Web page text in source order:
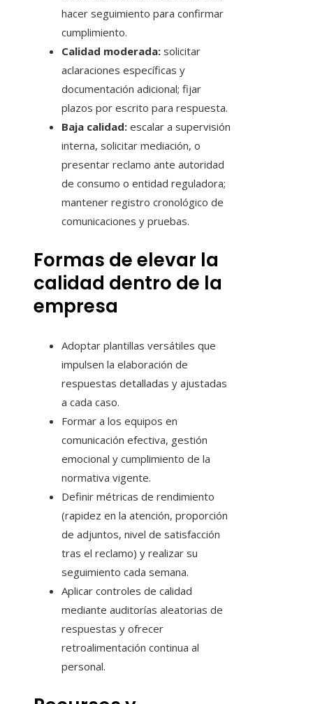
hacer seguimiento para confirmar
cumplimiento.
Calidad moderada: solicitar
aclaraciones específicas y
documentación adicional; fijar
plazos por escrito para respuesta.
Baja calidad: escalar a supervisión
interna, solicitar mediación, o
presentar reclamo ante autoridad
de consumo o entidad reguladora;
mantener registro cronológico de
comunicaciones y pruebas.
Formas de elevar la
calidad dentro de la
empresa
Adoptar plantillas versátiles que
impulsen la elaboración de
respuestas detalladas y ajustadas
a cada caso.
Formar a los equipos en
comunicación efectiva, gestión
emocional y cumplimiento de la
normativa vigente.
Definir métricas de rendimiento
(rapidez en la atención, proporción
de adjuntos, nivel de satisfacción
tras el reclamo) y realizar su
seguimiento cada semana.
Aplicar controles de calidad
mediante auditorías aleatorias de
respuestas y ofrecer
retroalimentación continua al
personal.